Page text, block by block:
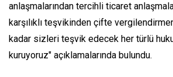
anlaşmalarından tercihli ticaret
karşılıklı teşvikinden çifte
kadar sizleri teşvik edecek her türlü
kuruyoruz" açıklamalarında bulundu.